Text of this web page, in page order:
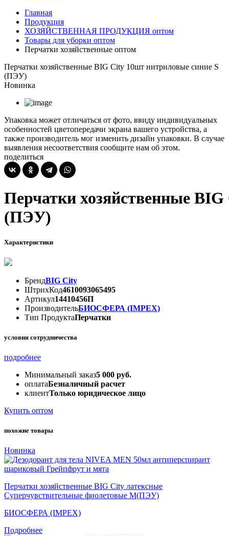
Главная
Продукция
ХОЗЯЙСТВЕННАЯ ПРОДУКЦИЯ оптом
Товары для уборки оптом
Перчатки хозяйственные оптом
Перчатки хозяйственные BIG City 10шт нитриловые синие S
(ПЭУ)
Новинка
Упаковка может отличаться от фото, ввиду индивидуальных
особенностей цветопередачи экрана вашего устройства, а
также производитель мог изменить дизайн упаковки. В случае
выявления несоответствия сообщите нам об этом.
поделиться
Перчатки хозяйственные
(ПЭУ)
Характеристики
БрендBIG City
ШтрихКод4610093065495
Артикул14410456П
ПроизводительБИОСФЕРА (IMPEX)
Тип ПродуктаПерчатки
условия сотрудничества
подробнее
Минимальный заказ5 000 руб.
оплатаБезналичный расчет
клиентТолько юридическое лицо
Купить оптом
похожие товары
Новинка
Перчатки хозяйственные BIG City латексные
Суперчувствительные фиолетовые M(ПЭУ)
БИОСФЕРА (IMPEX)
Подробнее